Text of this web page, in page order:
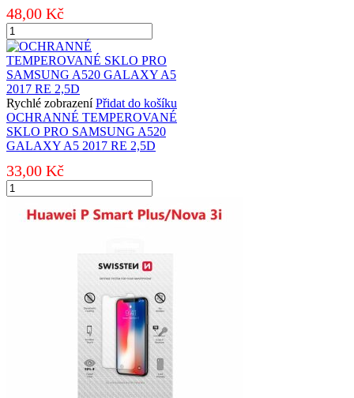
48,00 Kč
OCHRANNÉ
TEMPEROVANÉ
SKLO
PRO
APPLE
IPHONE
11
RE
2,5D
Rychlé zobrazení Přidat do košíku
OCHRANNÉ TEMPEROVANÉ
SKLO PRO SAMSUNG A520
GALAXY A5 2017 RE 2,5D
33,00 Kč
OCHRANNÉ
TEMPEROVANÉ
SKLO